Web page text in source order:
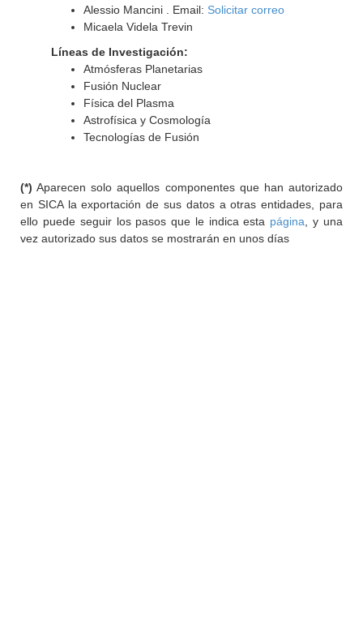
Alessio Mancini . Email: Solicitar correo
Micaela Videla Trevin
Líneas de Investigación:
Atmósferas Planetarias
Fusión Nuclear
Física del Plasma
Astrofísica y Cosmología
Tecnologías de Fusión
(*) Aparecen solo aquellos componentes que han autorizado
en SICA la exportación de sus datos a otras entidades, para
ello puede seguir los pasos que le indica esta página , y una
vez autorizado sus datos se mostrarán en unos días